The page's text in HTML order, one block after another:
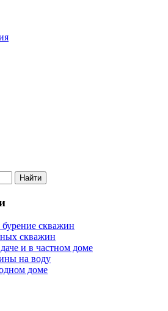
Найти
скважин
скважин
и в частном доме
на воду
доме